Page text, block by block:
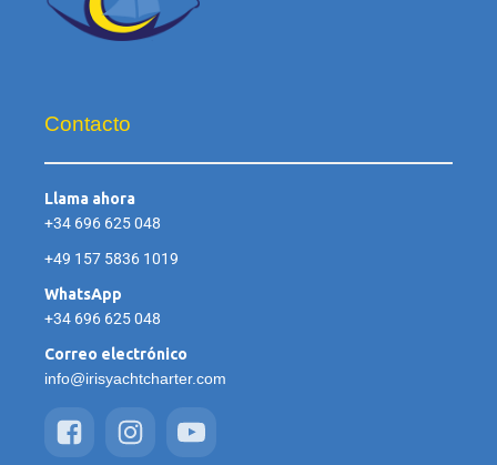
Contacto
Llama ahora
+34 696 625 048
+49 157 5836 1019
WhatsApp
+34 696 625 048
Correo electrónico
info@irisyachtcharter.com